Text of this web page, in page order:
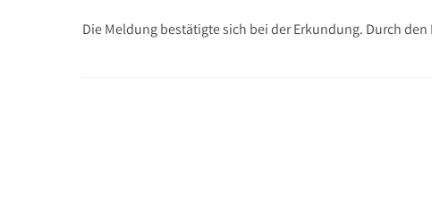
Die Meldung bestätigte sich bei der Erkundung. Durch